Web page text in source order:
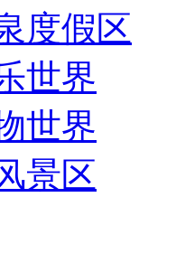
度假区
世界
世界
景区